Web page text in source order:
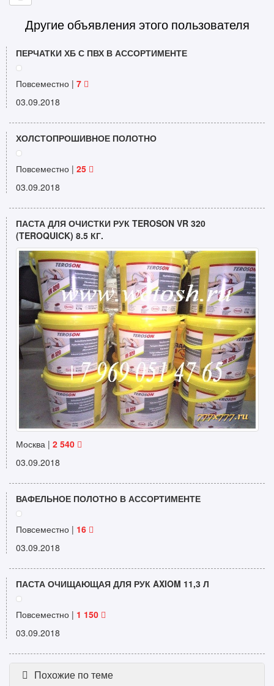
Другие объявления этого пользователя
ПЕРЧАТКИ ХБ С ПВХ В АССОРТИМЕНТЕ
Повсеместно | 7
03.09.2018
ХОЛСТОПРОШИВНОЕ ПОЛОТНО
Повсеместно | 25
03.09.2018
ПАСТА ДЛЯ ОЧИСТКИ РУК TEROSON VR 320
(TEROQUICK) 8.5 КГ.
Москва | 2 540
03.09.2018
ВАФЕЛЬНОЕ ПОЛОТНО В АССОРТИМЕНТЕ
Повсеместно | 16
03.09.2018
ПАСТА ОЧИЩАЮЩАЯ ДЛЯ РУК AXIOM 11,3 Л
Повсеместно | 1 150
03.09.2018
Похожие по теме